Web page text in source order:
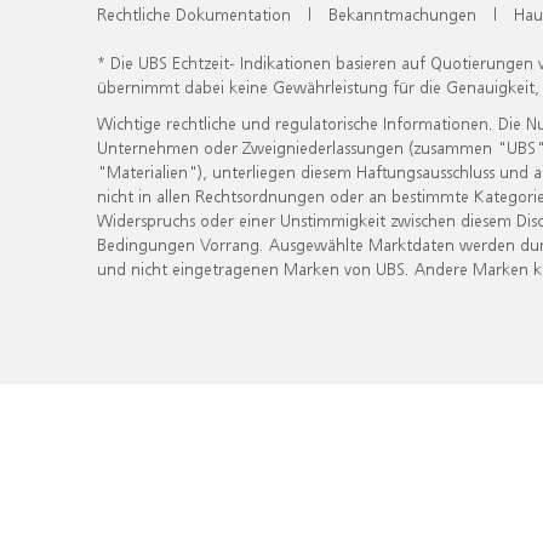
Rechtliche Dokumentation | Bekanntmachungen |
* Die UBS Echtzeit- Indikationen basieren auf
übernimmt dabei keine Gewährleistung für die
Wichtige rechtliche und regulatorische Informationen. Die
Unternehmen oder Zweigniederlassungen (zusammen
"Materialien"), unterliegen diesem Haftungsausschluss
nicht in allen Rechtsordnungen oder an bestimmte
Widerspruchs oder einer Unstimmigkeit zwischen diesem
Bedingungen Vorrang. Ausgewählte Marktdaten werden
und nicht eingetragenen Marken von UBS. Andere Marken